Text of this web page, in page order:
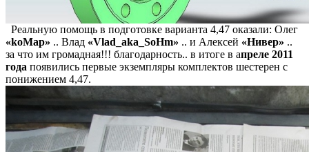
Реальную помощь в подготовке варианта 4,47 оказали: Олег
«koMap» .. Влад «Vlad_aka_SoHm» .. и Алексей «Нивер» ..
за что им громадная!!! благодарность.. в итоге в апреле 2011
года появились первые экземпляры комплектов шестерен с
понижением 4,47.